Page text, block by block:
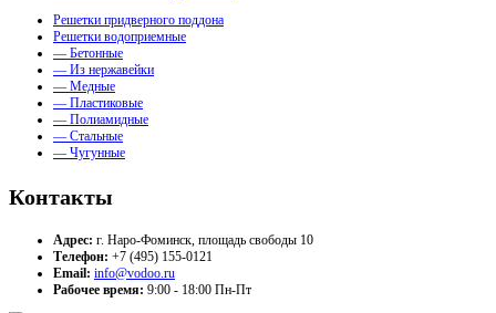
Решетки придверного поддона
Решетки водоприемные
— Бетонные
— Из нержавейки
— Медные
— Пластиковые
— Полиамидные
— Стальные
— Чугунные
Контакты
Адрес: г. Наро-Фоминск, площадь свободы 10
Телефон: +7 (495) 155-0121
Email: info@vodoo.ru
Рабочее время: 9:00 - 18:00 Пн-Пт